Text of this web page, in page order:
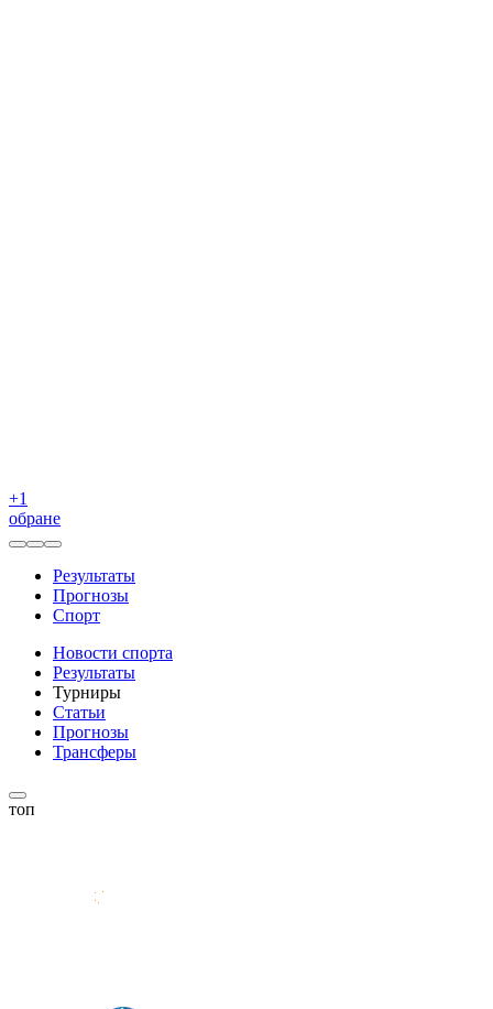
+1
обране
Результаты
Прогнозы
Спорт
Новости спорта
Результаты
Турниры
Статьи
Прогнозы
Трансферы
топ